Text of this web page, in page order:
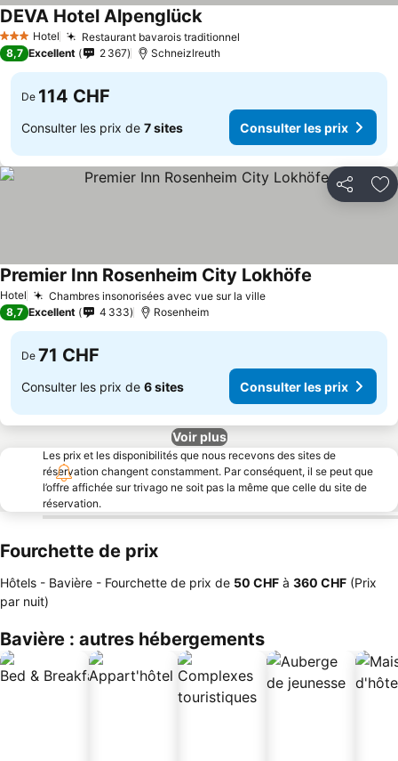
3 ÉtoilesHotel Restaurant bavarois traditionnel
DEVA Hotel AlpenglückConsulter les prix
8,7 Excellent 2 367 Schneizlreuth
De 114 CHF
Consulter les prix de 7 sites Consulter les prix
Partager
Hotel Chambres insonorisées avec vue sur la villeConsulter les prix
Premier Inn Rosenheim City Lokhöfe
8,7 Excellent 4 333 Rosenheim
De 71 CHF
Consulter les prix de 6 sites Consulter les prix
Voir plus
Les prix et les disponibilités que nous recevons des sites de
réservation changent constamment. Par conséquent, il se peut que
l’offre affichée sur trivago ne soit pas la même que celle du site de
réservation.
Fourchette de prix
Hôtels - Bavière - Fourchette de prix de ‎50 CHF à ‎360 CHF (Prix
par nuit)
Bavière : autres hébergements